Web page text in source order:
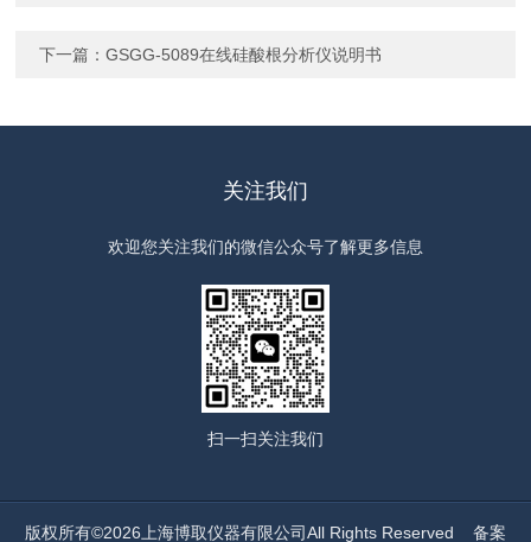
下一篇：GSGG-5089在线硅酸根分析仪说明书
关注我们
欢迎您关注我们的微信公众号了解更多信息
扫一扫关注我们
版权所有©2026上海博取仪器有限公司All Rights Reserved 备案